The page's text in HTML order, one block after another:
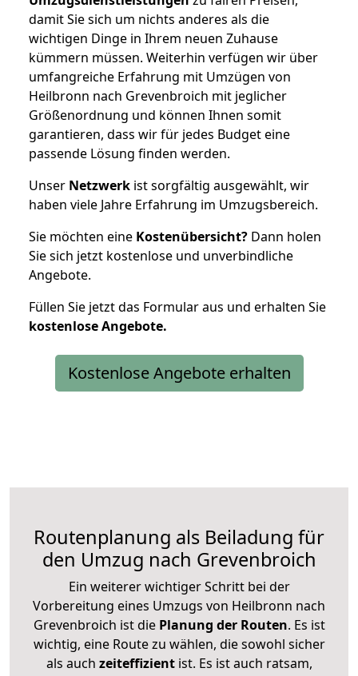
damit Sie sich um nichts anderes als die
wichtigen Dinge in Ihrem neuen Zuhause
kümmern müssen. Weiterhin verfügen wir über
umfangreiche Erfahrung mit Umzügen von
Heilbronn nach Grevenbroich mit jeglicher
Größenordnung und können Ihnen somit
garantieren, dass wir für jedes Budget eine
passende Lösung finden werden.
Unser Netzwerk ist sorgfältig ausgewählt, wir
haben viele Jahre Erfahrung im Umzugsbereich.
Sie möchten eine Kostenübersicht? Dann holen
Sie sich jetzt kostenlose und unverbindliche
Angebote.
Füllen Sie jetzt das Formular aus und erhalten Sie
kostenloseAngebote.
Kostenlose Angebote erhalten
Routenplanung als Beiladung für
den Umzug nach Grevenbroich
Ein weiterer wichtiger Schritt bei der
Vorbereitung eines Umzugs von Heilbronn nach
Grevenbroich ist diePlanung der Routen. Es ist
wichtig, eine Route zu wählen, die sowohl sicher
als auch zeiteffizientist. Es ist auch ratsam,